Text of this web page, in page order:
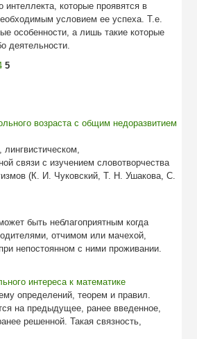
интеллекта, которые проявятся в
условием ее успеха. Т.е.
особенности, а лишь такие которые
деятельности.
5
возраста с общим недоразвитием
лингвистическом,
связи с изучением словотворчества
(К. И. Чуковский, Т. Н. Ушакова, С.
быть неблагоприятным когда
отчимом или мачехой,
непостоянном с ними проживании.
интереса к математике
определений, теорем и правил.
на предыдущее, ранее введенное,
решенной. Такая связность,